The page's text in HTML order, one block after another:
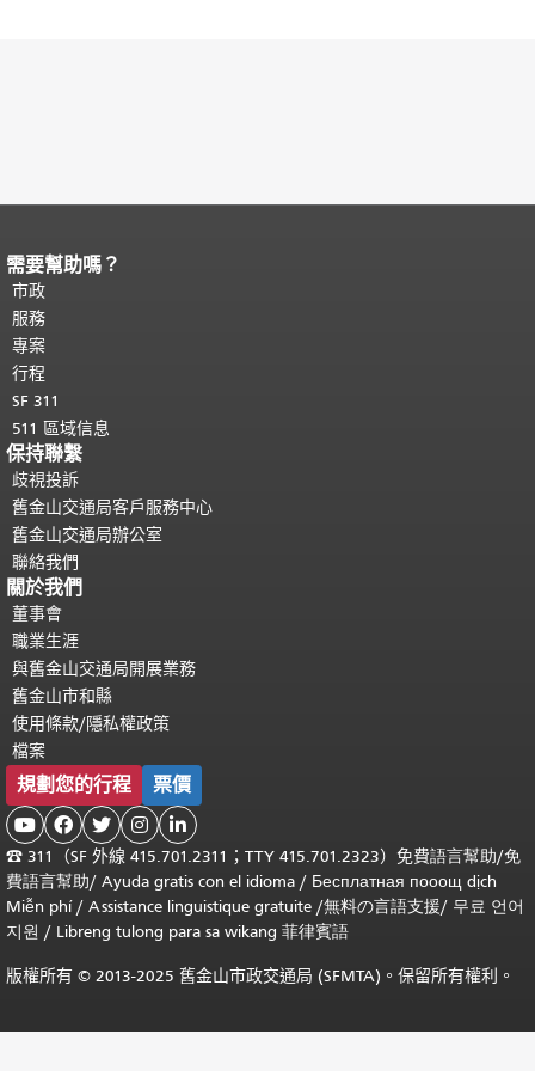
頁面內容結束。
都會重複顯示。
需要幫助嗎？
市政
服務
專案
行程
SF 311
511 區域信息
保持聯繫
歧視投訴
舊金山交通局客戶服務中心
舊金山交通局辦公室
聯絡我們
關於我們
董事會
職業生涯
與舊金山交通局開展業務
舊金山市和縣
使用條款/隱私權政策
檔案
規劃您的行程 票價
    
☎ 311（SF 外線 415.701.2311；TTY 415.701.2323）免費語言幫助/免
費語言幫助/ Ayuda gratis con el idioma / Бесплатная пооощ dịch
Miễn phí/ Assistance linguistique gratuite /無料の言語支援/ 무료 언어
지원 / Libreng tulong para sa wikang 菲律賓語
版權所有 © 2013-2025 舊金山市政交通局 (SFMTA)。保留所有權利。